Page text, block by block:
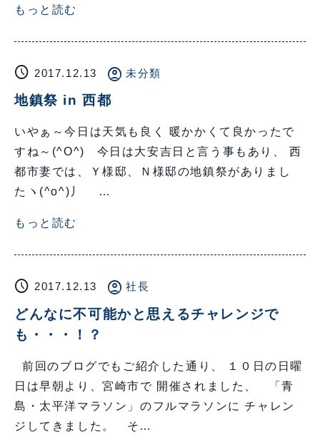
もっと読む
schedule 2017.12.13 account_circle 未分類
地鎮祭 in 西都
いやぁ～今日は天気も良く 暖かかくて良かったで
すね～(^O^) 今日は大安吉日と言う事もあり、 西
都市妻では、Ｙ様邸、Ｎ様邸の地鎮祭がありまし
たヽ(^o^)丿 …
もっと読む
schedule 2017.12.13 account_circle 社長
どんなに不可能かと思えるチャレンジで
も・・・！？
前回のブログでもご紹介した通り、 １０日の日曜
日は早朝より、宮崎市で 開催されました、 「青
島・太平洋マラソン」のフルマラソンに チャレン
ジしてきました。 そ…